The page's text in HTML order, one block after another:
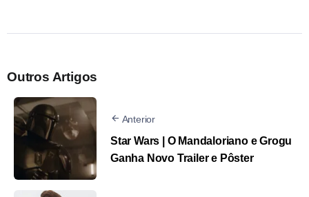
Outros Artigos
Anterior
Star Wars | O Mandaloriano e Grogu
Ganha Novo Trailer e Pôster